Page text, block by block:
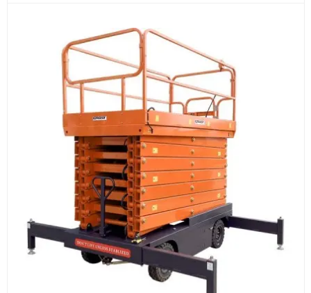
Расчёт
Подбираем оборудование, рассчитываем
стоимость товара и ориентировочную стоимость
доставки.
Счёт и оплата
Согласовываем условия, готовим счёт, договор
или спецификацию и принимаем оплату по
реквизитам.